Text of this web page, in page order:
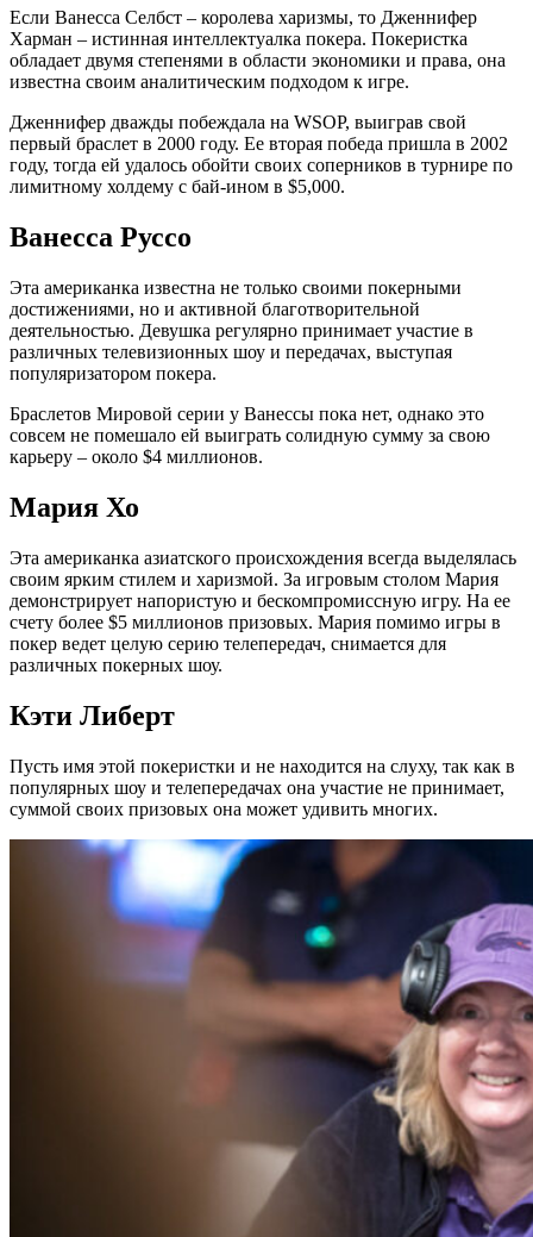
Если Ванесса Селбст – королева харизмы, то Дженнифер
Харман – истинная интеллектуалка покера. Покеристка
обладает двумя степенями в области экономики и права, она
известна своим аналитическим подходом к игре.
Дженнифер дважды побеждала на WSOP, выиграв свой
первый браслет в 2000 году. Ее вторая победа пришла в 2002
году, тогда ей удалось обойти своих соперников в турнире по
лимитному холдему с бай-ином в $5,000.
Ванесса Руссо
Эта американка известна не только своими покерными
достижениями, но и активной благотворительной
деятельностью. Девушка регулярно принимает участие в
различных телевизионных шоу и передачах, выступая
популяризатором покера.
Браслетов Мировой серии у Ванессы пока нет, однако это
совсем не помешало ей выиграть солидную сумму за свою
карьеру – около $4 миллионов.
Мария Хо
Эта американка азиатского происхождения всегда выделялась
своим ярким стилем и харизмой. За игровым столом Мария
демонстрирует напористую и бескомпромиссную игру. На ее
счету более $5 миллионов призовых. Мария помимо игры в
покер ведет целую серию телепередач, снимается для
различных покерных шоу.
Кэти Либерт
Пусть имя этой покеристки и не находится на слуху, так как в
популярных шоу и телепередачах она участие не принимает,
суммой своих призовых она может удивить многих.